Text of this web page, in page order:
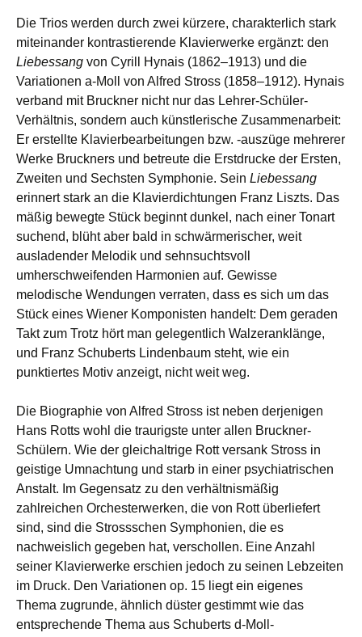
Die Trios werden durch zwei kürzere, charakterlich stark
miteinander kontrastierende Klavierwerke ergänzt: den
Liebessang von Cyrill Hynais (1862–1913) und die
Variationen a-Moll von Alfred Stross (1858–1912). Hynais
verband mit Bruckner nicht nur das Lehrer-Schüler-
Verhältnis, sondern auch künstlerische Zusammenarbeit:
Er erstellte Klavierbearbeitungen bzw. -auszüge mehrerer
Werke Bruckners und betreute die Erstdrucke der Ersten,
Zweiten und Sechsten Symphonie. Sein Liebessang
erinnert stark an die Klavierdichtungen Franz Liszts. Das
mäßig bewegte Stück beginnt dunkel, nach einer Tonart
suchend, blüht aber bald in schwärmerischer, weit
ausladender Melodik und sehnsuchtsvoll
umherschweifenden Harmonien auf. Gewisse
melodische Wendungen verraten, dass es sich um das
Stück eines Wiener Komponisten handelt: Dem geraden
Takt zum Trotz hört man gelegentlich Walzeranklänge,
und Franz Schuberts Lindenbaum steht, wie ein
punktiertes Motiv anzeigt, nicht weit weg.
Die Biographie von Alfred Stross ist neben derjenigen
Hans Rotts wohl die traurigste unter allen Bruckner-
Schülern. Wie der gleichaltrige Rott versank Stross in
geistige Umnachtung und starb in einer psychiatrischen
Anstalt. Im Gegensatz zu den verhältnismäßig
zahlreichen Orchesterwerken, die von Rott überliefert
sind, sind die Strossschen Symphonien, die es
nachweislich gegeben hat, verschollen. Eine Anzahl
seiner Klavierwerke erschien jedoch zu seinen Lebzeiten
im Druck. Den Variationen op. 15 liegt ein eigenes
Thema zugrunde, ähnlich düster gestimmt wie das
entsprechende Thema aus Schuberts d-Moll-